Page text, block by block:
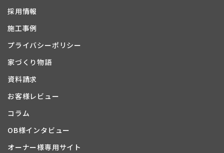
採用情報
施工事例
プライバシーポリシー
家づくり物語
資料請求
お客様レビュー
コラム
OB様インタビュー
オーナー様専用サイト